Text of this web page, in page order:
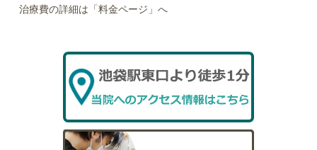
治療費の詳細は「料金ページ」へ